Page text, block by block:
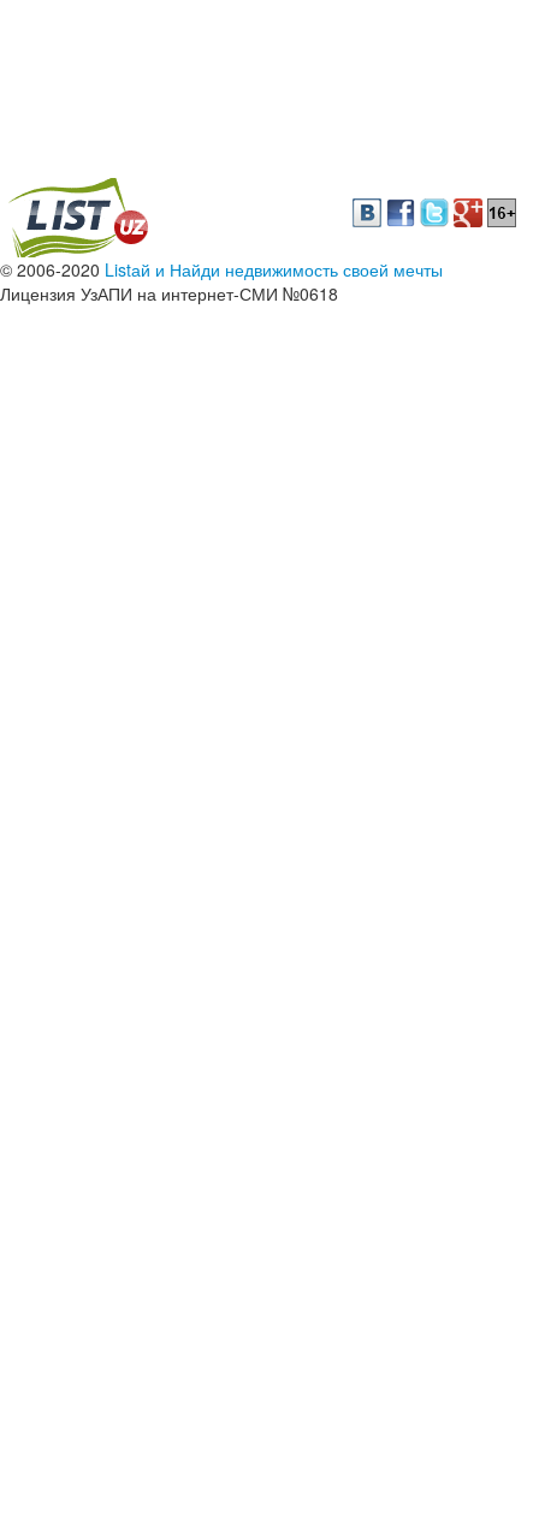
© 2006-2020 Listай и Найди недвижимость своей мечты
Лицензия УзАПИ на интернет-СМИ №0618